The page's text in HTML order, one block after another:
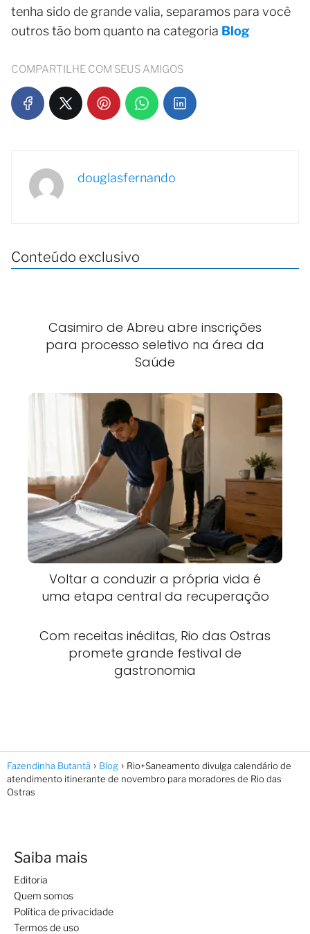
tenha sido de grande valia, separamos para você
outros tão bom quanto na categoria Blog
COMPARTILHE COM SEUS AMIGOS
douglasfernando
Conteúdo exclusivo
Casimiro de Abreu abre inscrições
para processo seletivo na área da
Saúde
Voltar a conduzir a própria vida é
uma etapa central da recuperação
Com receitas inéditas, Rio das Ostras
promete grande festival de
gastronomia
Fazendinha Butantã Blog
Rio+Saneamento divulga calendário de
atendimento itinerante de novembro para moradores de Rio das
Ostras
Saiba mais
Editoria
Quem somos
Política de privacidade
Termos de uso